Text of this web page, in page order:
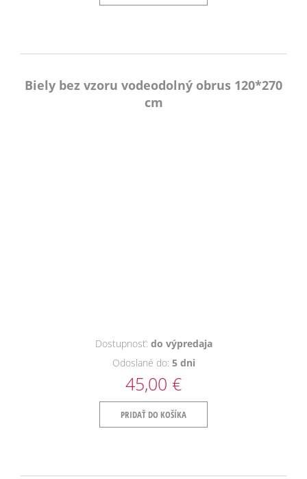
Biely bez vzoru vodeodolný obrus 120*270
cm
Dostupnosť: do výpredaja
Odoslané do: 5 dni
45,00 €
PRIDAŤ DO KOŠÍKA